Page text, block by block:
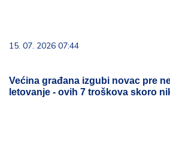
15. 07. 2026 07:44
Većina građana izgubi novac pre
letovanje - ovih 7 troškova skoro